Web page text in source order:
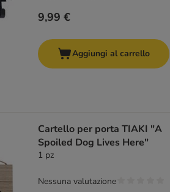
9,99 €
Aggiungi al carrello
Cartello per porta TIAKI "A
Spoiled Dog Lives Here"
1 pz
Nessuna valutazione